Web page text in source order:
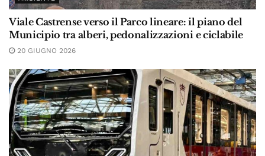
Viale Castrense verso il Parco lineare: il piano del
Municipio tra alberi, pedonalizzazioni e ciclabile
20 GIUGNO 2026